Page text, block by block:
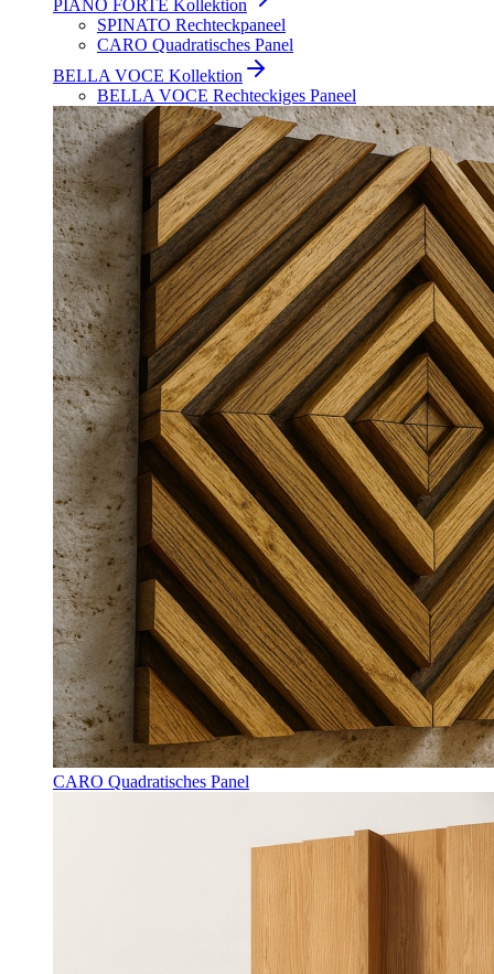
PIANO FORTE Kollektion
SPINATO Rechteckpaneel
CARO Quadratisches Panel
BELLA VOCE Kollektion
BELLA VOCE Rechteckiges Paneel
CARO Quadratisches Panel